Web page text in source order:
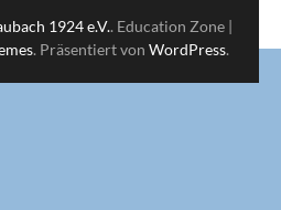
1924 e.V.. Education Zone |
. Präsentiert von WordPress.